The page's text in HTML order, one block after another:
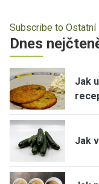
Subscribe to
Dnes
Jak
Jak